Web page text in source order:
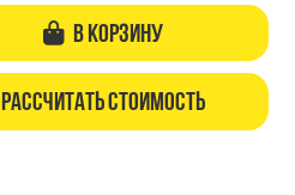
В корзину
Рассчитать стоимость